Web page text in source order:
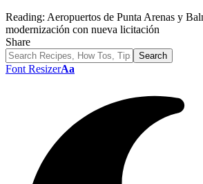
Reading: Aeropuertos de Punta Arenas y
modernización con nueva licitación
Share
Font ResizerAa